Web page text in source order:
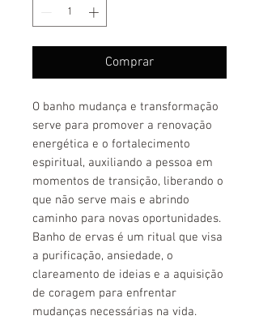
Comprar
O banho mudança e transformação
serve para promover a renovação
energética e o fortalecimento
espiritual, auxiliando a pessoa em
momentos de transição, liberando o
que não serve mais e abrindo
caminho para novas oportunidades.
Banho de ervas é um ritual que visa
a purificação, ansiedade, o
clareamento de ideias e a aquisição
de coragem para enfrentar
mudanças necessárias na vida.